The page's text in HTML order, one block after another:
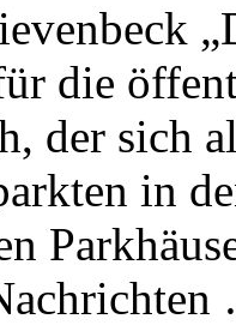
die
der sich
in